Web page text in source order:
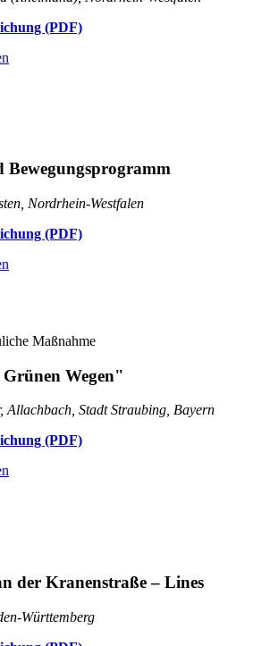
(PDF)
Bewegungsprogramm
Nordrhein-Westfalen
(PDF)
Maßnahme
Wegen"
Allachbach, Stadt Straubing, Bayern
(PDF)
der Kranenstraße – Lines
Württemberg